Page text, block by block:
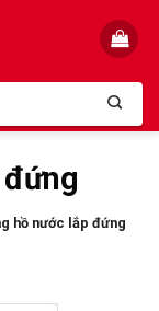
hồ nước lắp đứng